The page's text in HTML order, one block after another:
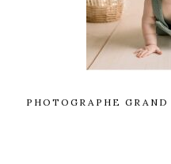
PHOTOGRAPHE